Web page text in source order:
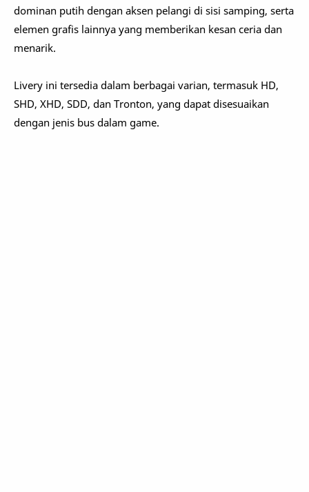
dominan putih dengan aksen pelangi di sisi samping, serta
elemen grafis lainnya yang memberikan kesan ceria dan
menarik.
Livery ini tersedia dalam berbagai varian, termasuk HD,
SHD, XHD, SDD, dan Tronton, yang dapat disesuaikan
dengan jenis bus dalam game.